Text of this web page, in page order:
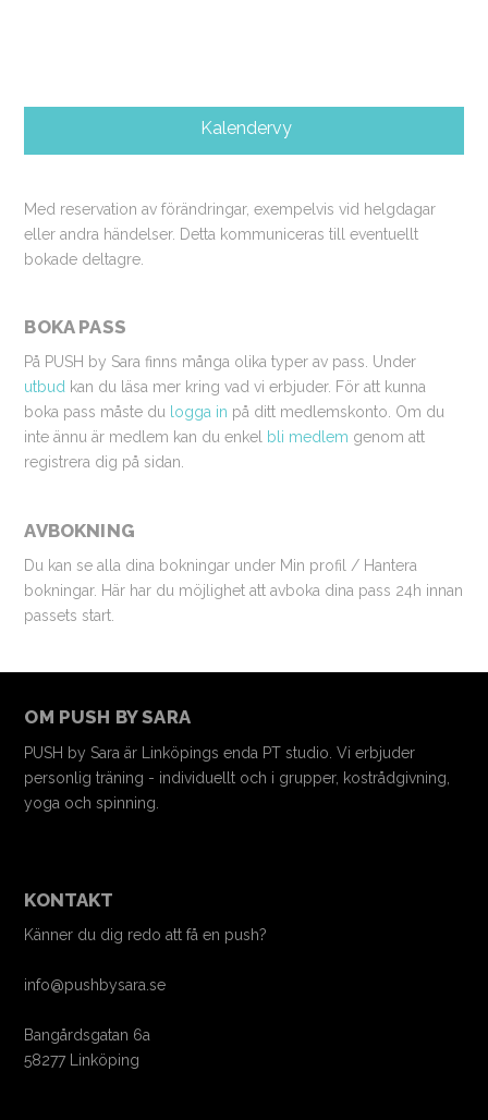
Kalendervy
Med reservation av förändringar, exempelvis vid helgdagar
eller andra händelser. Detta kommuniceras till eventuellt
bokade deltagre.
BOKA PASS
På PUSH by Sara finns många olika typer av pass. Under
utbud kan du läsa mer kring vad vi erbjuder. För att kunna
boka pass måste du logga in på ditt medlemskonto. Om du
inte ännu är medlem kan du enkel bli medlem genom att
registrera dig på sidan.
AVBOKNING
Du kan se alla dina bokningar under Min profil / Hantera
bokningar. Här har du möjlighet att avboka dina pass 24h innan
passets start.
OM PUSH BY SARA
PUSH by Sara är Linköpings enda PT studio. Vi erbjuder
personlig träning - individuellt och i grupper, kostrådgivning,
yoga och spinning.
KONTAKT
Känner du dig redo att få en push?
info@pushbysara.se
Bangårdsgatan 6a
58277 Linköping